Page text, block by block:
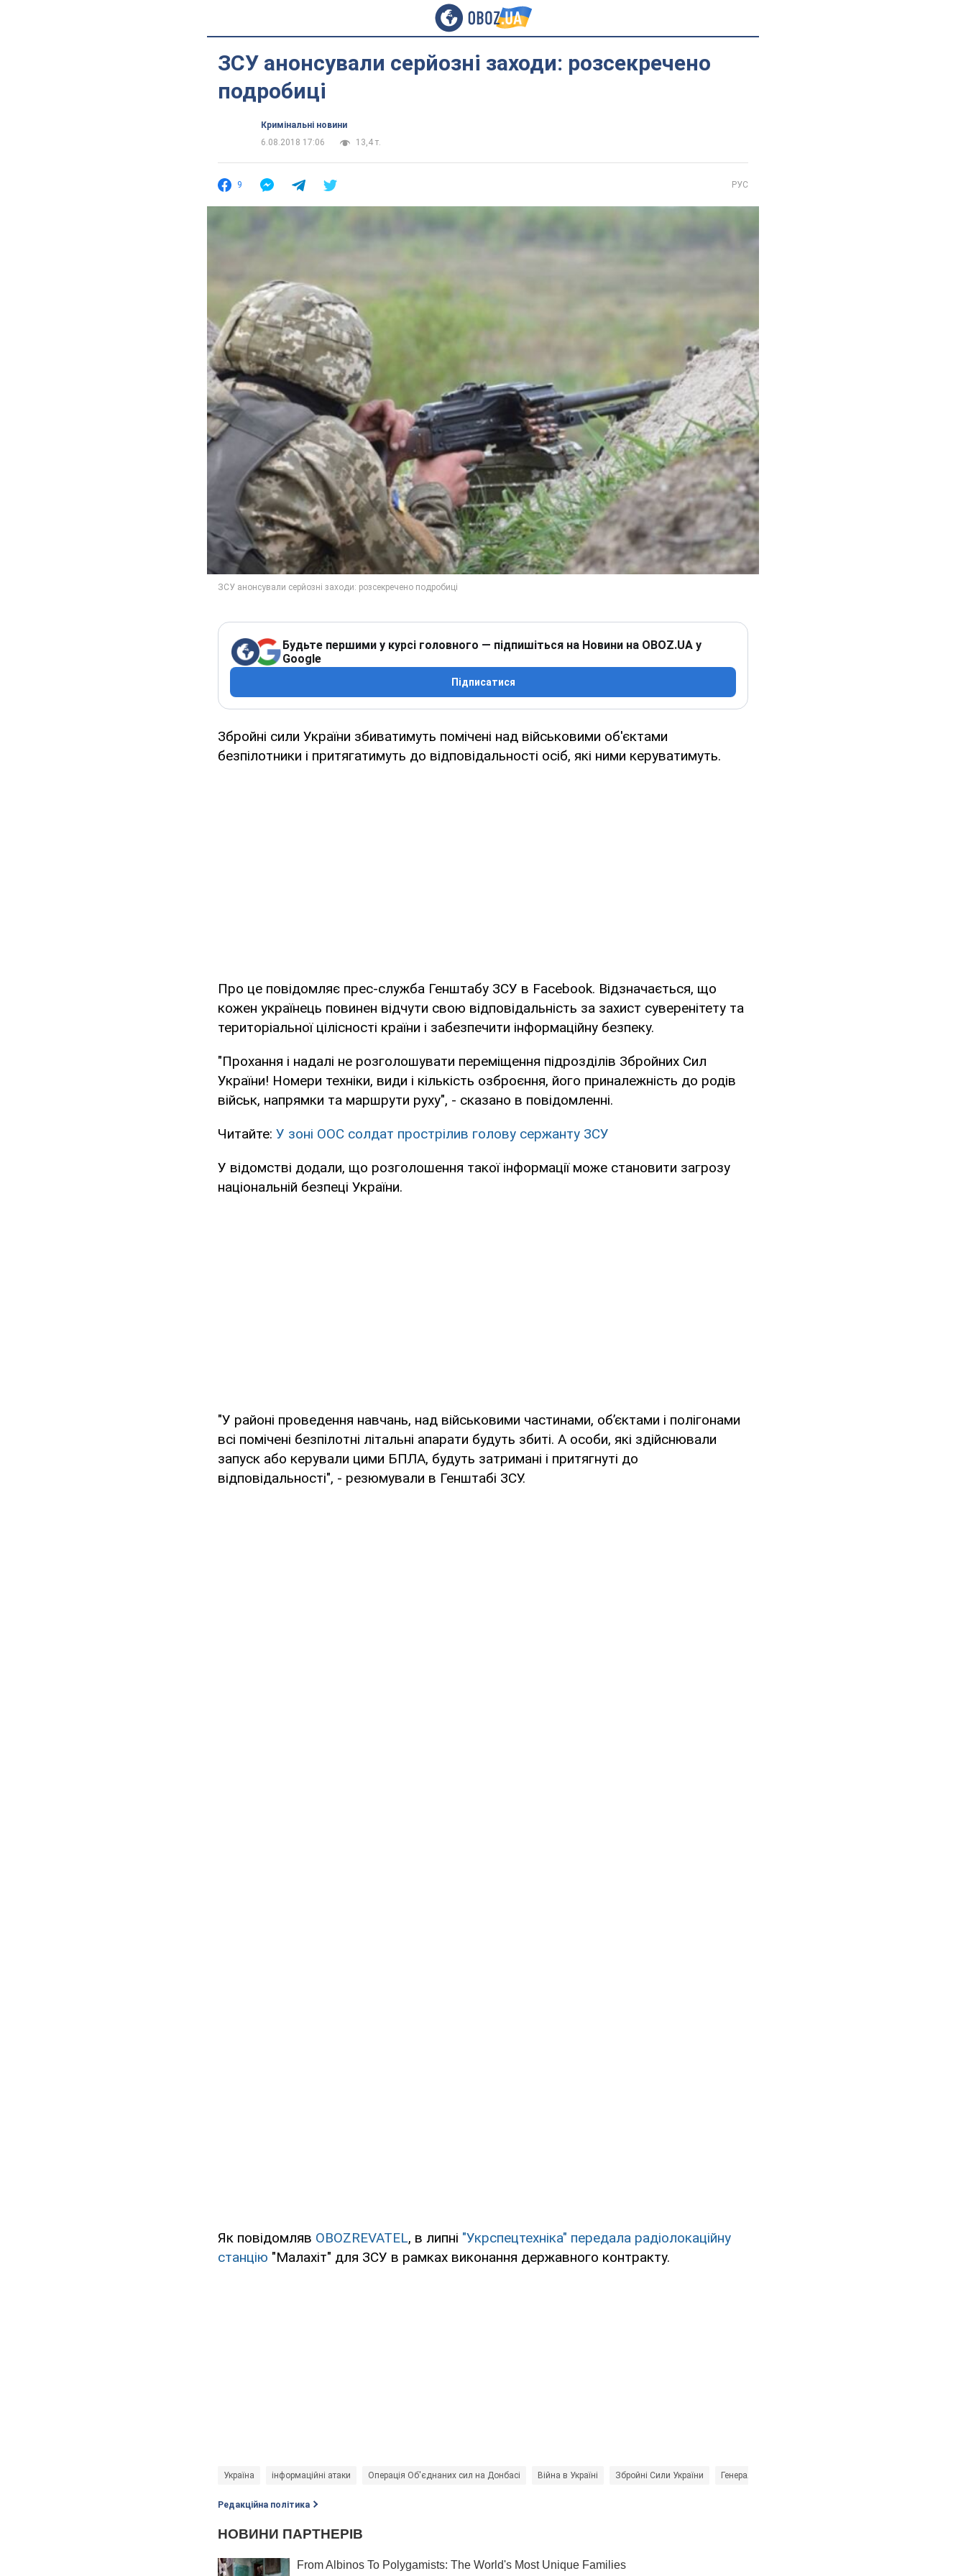
ЗСУ анонсували серйозні заходи: розсекречено
подробиці
Кримінальні новини
6.08.2018 17:06
13,4 т.
9 РУС
Будьте першими у курсі головного — підпишіться на Новини на OBOZ.UA у
Google
Підписатися
Збройні сили України збиватимуть помічені над військовими об'єктами
безпілотники і притягатимуть до відповідальності осіб, які ними керуватимуть.
Про це повідомляє прес-служба Генштабу ЗСУ в Facebook. Відзначається, що
кожен українець повинен відчути свою відповідальність за захист суверенітету та
територіальної цілісності країни і забезпечити інформаційну безпеку.
"Прохання і надалі не розголошувати переміщення підрозділів Збройних Сил
України! Номери техніки, види і кількість озброєння, його приналежність до родів
військ, напрямки та маршрути руху", - сказано в повідомленні.
Читайте: У зоні ООС солдат прострілив голову сержанту ЗСУ
У відомстві додали, що розголошення такої інформації може становити загрозу
національній безпеці України.
"У районі проведення навчань, над військовими частинами, об’єктами і полігонами
всі помічені безпілотні літальні апарати будуть збиті. А особи, які здійснювали
запуск або керували цими БПЛА, будуть затримані і притягнуті до
відповідальності", - резюмували в Генштабі ЗСУ.
Як повідомляв OBOZREVATEL, в липні "Укрспецтехніка" передала радіолокаційну
станцію "Малахіт" для ЗСУ в рамках виконання державного контракту.
Україна інформаційні атаки Операція Об'єднаних сил на Донбасі Війна в Україні Збройні Сили України Генеральний штаб ЗСУ
Редакційна політика